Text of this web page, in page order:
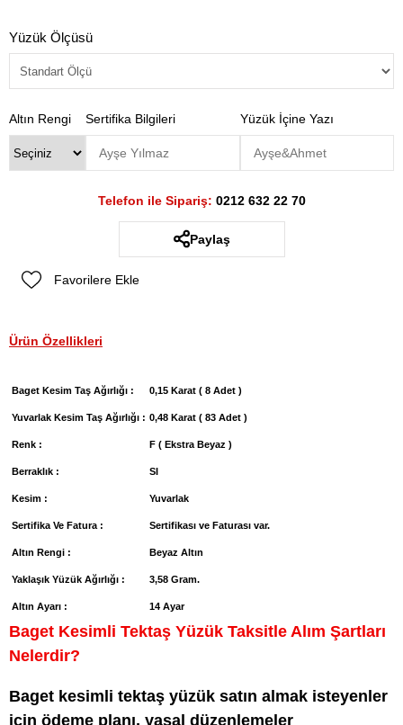
Yüzük Ölçüsü
Altın Rengi Sertifika Bilgileri Yüzük İçine Yazı
Telefon ile Sipariş: 0212 632 22 70
Paylaş
Favorilere Ekle
Ürün Özellikleri
Baget Kesim Taş Ağırlığı : 0,15 Karat ( 8 Adet )
Yuvarlak Kesim Taş Ağırlığı : 0,48 Karat ( 83 Adet )
Renk : F ( Ekstra Beyaz )
Berraklık : SI
Kesim : Yuvarlak
Sertifika Ve Fatura : Sertifikası ve Faturası var.
Altın Rengi : Beyaz Altın
Yaklaşık Yüzük Ağırlığı : 3,58 Gram.
Altın Ayarı : 14 Ayar
Baget Kesimli Tektaş Yüzük Taksitle Alım Şartları
Nelerdir?
Baget kesimli tektaş yüzük satın almak isteyenler
için ödeme planı, yasal düzenlemeler